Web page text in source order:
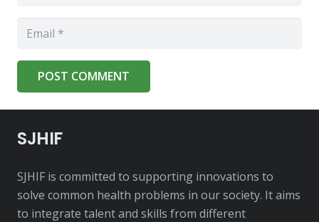
POST COMMENT
SJHIF
SJHIF is committed to supporting innovations to
solve common health problems in our society. It aims
to integrate talent and skills from different